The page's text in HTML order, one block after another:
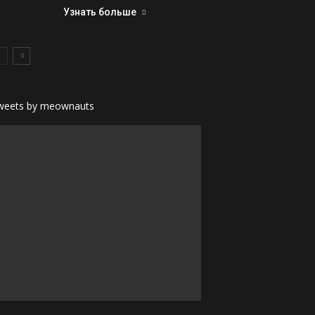
Узнать больше
by meownauts